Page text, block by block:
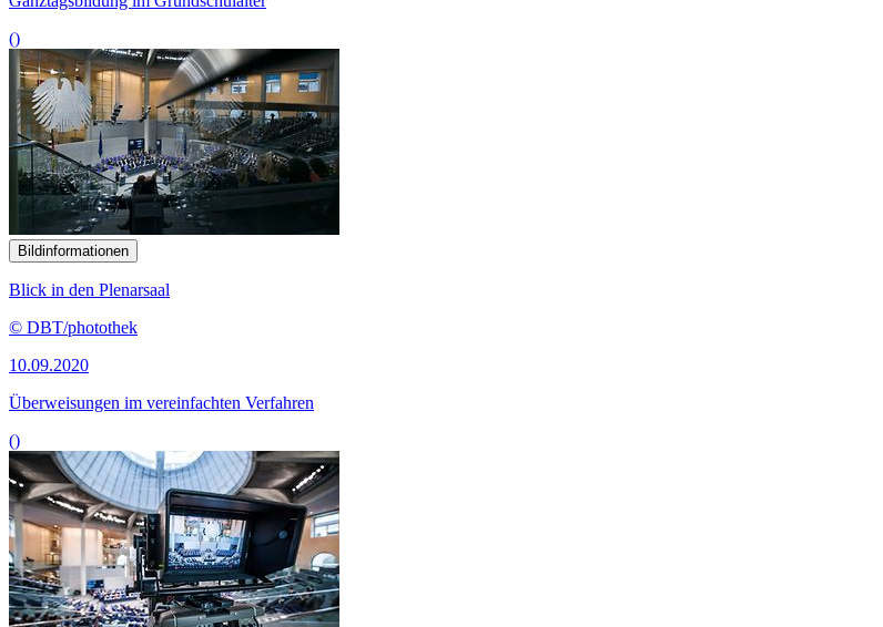
()
Bildinformationen
Blick in den Plenarsaal
© DBT/photothek
10.09.2020
Überweisungen im vereinfachten Verfahren
()